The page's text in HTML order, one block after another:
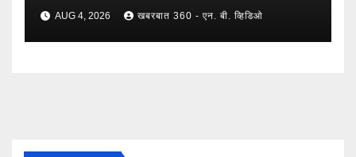
AUG 4, 2026 खबरबात 360 - एन. बी. व्हिडिओ